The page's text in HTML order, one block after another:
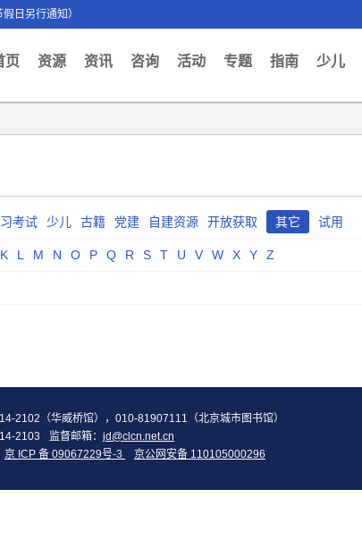
日另行通知）
页(current)
资源 资讯 咨询 活动 专题 指南 少儿
考试 少儿 古籍 党建 自建资源 开放获取 其它 试用
K L M N O P Q R S T U V W X Y Z
2102（华威桥馆），010-81907111（北京城市图书馆）
2103
监督邮箱： jd@clcn.net.cn
京 ICP 备 09067229号-3 京公网安备 110105000296